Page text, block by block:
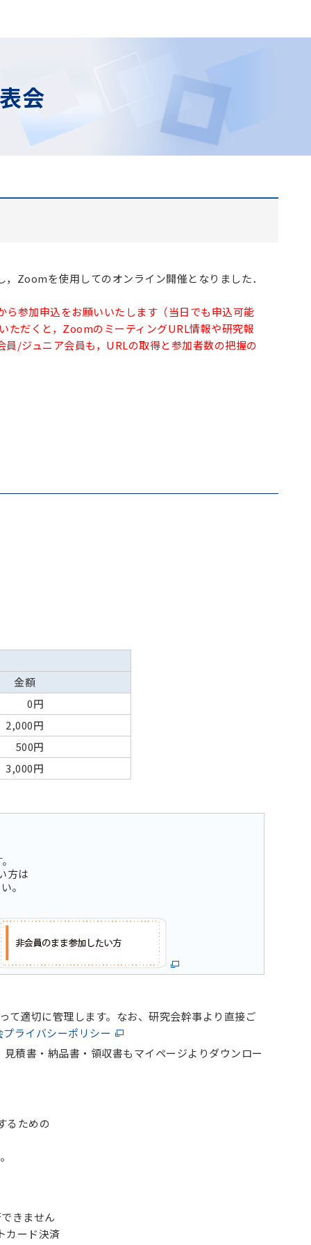
会
Zoomを使用してのオンライン開催となりました．
参加申込をお願いいたします（当日でも申込可能
ただくと，ZoomのミーティングURL情報や研究報
/ジュニア会員も，URLの取得と参加者数の把握の
金額
0円
2,000円
500円
3,000円
方は
。
て適切に管理します。なお、研究会幹事より直接ご
ライバシーポリシー
積書・納品書・領収書もマイページよりダウンロー
るための
きません
カード決済